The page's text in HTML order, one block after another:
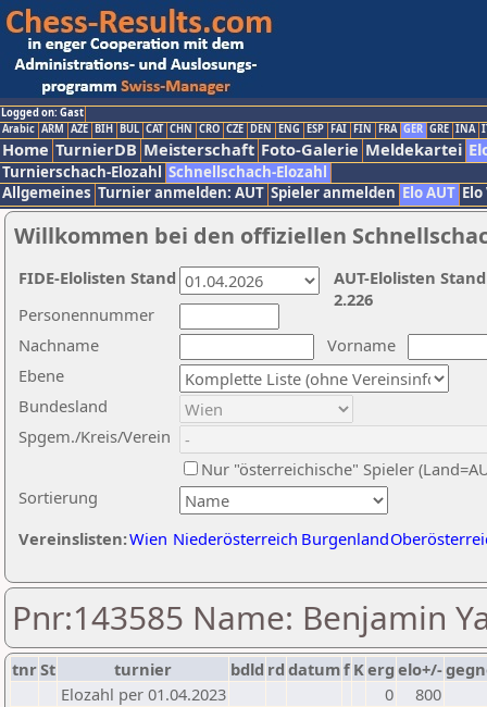
Logged on: Gast
Arabic ARM AZE BIH BUL CAT CHN CRO CZE DEN ENG ESP FAI FIN FRA GER GRE INA
Home TurnierDB Meisterschaft Foto-Galerie Meldekartei
Turnierschach-Elozahl Schnellschach-Elozahl
Allgemeines Turnier anmelden: AUT Spieler anmelden Elo AUT
Willkommen bei den offiziellen
Nachname
Vorname
Ebene
Sortierung
Personennummer
Bundesland
Spgem./Kreis/Verein
Nur "österreichische" Spieler
Vereinslisten:Wien Niederösterreich Burgenland
AUT-Elolisten
2.226
FIDE-Elolisten Stand
Pnr:143585 Name: Benjamin
tnrSt turnier bdld rd datumf Kerg elo+/-
Elozahl per 01.04.2023
0
800